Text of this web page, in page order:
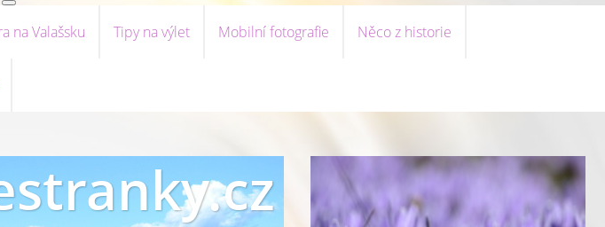
na Valašsku Tipy na výlet Mobilní fotografie Něco z historie